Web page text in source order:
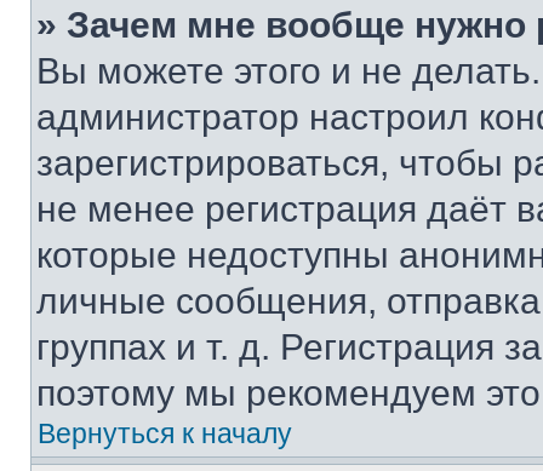
» Зачем мне вообще нужно
Вы можете этого и не
администратор настроил
зарегистрироваться, чтобы
не менее регистрация даёт
которые недоступны
личные сообщения,
группах и т. д. Регистрация
поэтому мы рекомендуем
Вернуться к началу